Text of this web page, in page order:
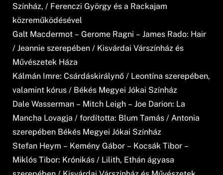
Színház, / Ferenczi György és a Rackajam
közreműködésével
Galt Macdermot – Gerome Ragni – James Rado: Hair
/ Jeannie szerepében / Kisvárdai Várszínház és
Művészetek Háza
Kálmán Imre: Csárdáskirálynő / Leontína szerepében,
valamint kórus / Békés Megyei Jókai Színház
Dale Wasserman – Mitch Leigh – Joe Darion: La
Mancha Lovagja / fordította: Blum Tamás / Antonia
szerepében Békés Megyei Jókai Színház
Stefan Heym – Kemény Gábor – Kocsák Tibor –
Miklós Tibor: Krónikás / Lilith, Ethán ágyasa